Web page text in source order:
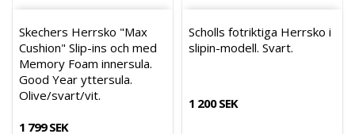
Skechers Herrsko "Max
Cushion" Slip-ins och med
Memory Foam innersula.
Good Year yttersula.
Olive/svart/vit.
1 799 SEK
Scholls fotriktiga Herrsko i
slipin-modell. Svart.
1 200 SEK